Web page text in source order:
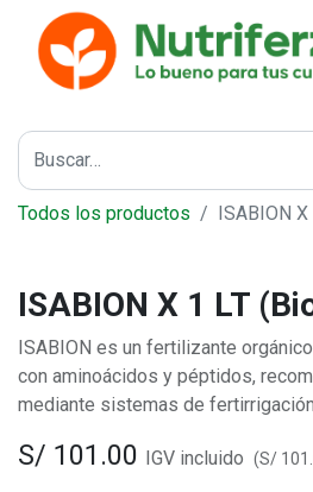
Todos los productos ISABION
ISABION X 1 LT
ISABION es un fertilizante
con aminoácidos y péptidos,
mediante sistemas de
S/ 101.00 IGV incluido (S/